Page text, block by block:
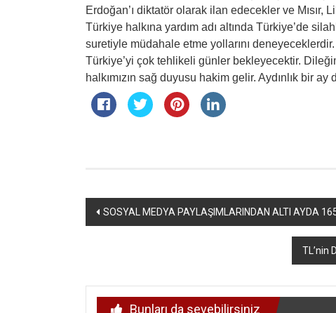
Erdoğan’ı diktatör olarak ilan edecekler ve
Türkiye halkına yardım adı altında Türkiye’de
suretiyle müdahale etme yollarını
Türkiye’yi çok tehlikeli günler bekleyecektir.
halkımızın sağ duyusu hakim gelir. Aydınlık bir ay
Yazı
SOSYAL MEDYA PAYLAŞIMLARINDAN ALTI AYDA
TL’nin
Bunları da sevebilirsiniz